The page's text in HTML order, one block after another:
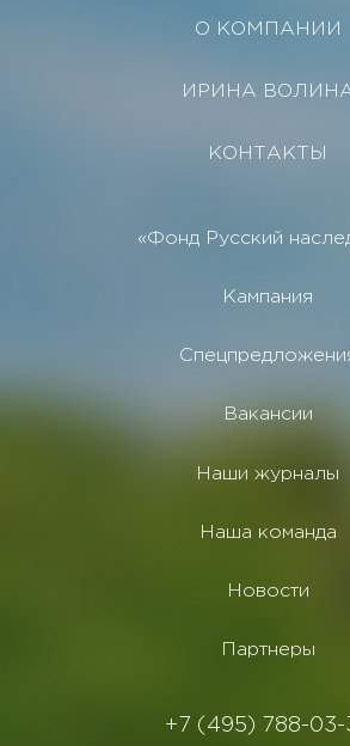
О КОМПАНИИ
ИРИНА
КОНТАКТЫ
«Фонд Русский
Кампания
Вакансии
Наши журналы
Наша команда
Новости
Партнеры
+7 (495) 788-03-